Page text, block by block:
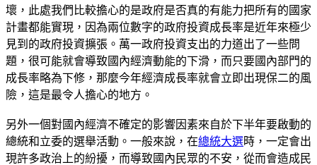
壞，此處我們比較擔心的是政府是否真的有能力把所有的國家
計畫都能實現，因為兩位數字的政府投資成長率是近年來極少
見到的政府投資擴張。萬一政府投資支出的力道出了一些問
題，很可能就會導致國內經濟動能的下滑，而只要國內部門的
成長率略為下修，那麼今年經濟成長率就會立即出現保二的風
險，這是最令人擔心的地方。
另外一個對國內經濟不確定的影響因素來自於下半年要啟動的
總統和立委的選舉活動。一般來說，在總統大選時，一定會出
現許多政治上的紛擾，而導致國內民眾的不安，從而會造成民